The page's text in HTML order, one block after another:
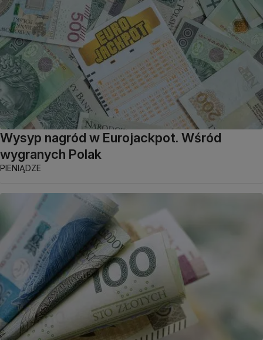
Wysyp nagród w Eurojackpot. Wśród
wygranych Polak
PIENIĄDZE